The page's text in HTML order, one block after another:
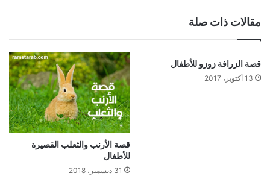
مقالات ذات صلة
قصة الزرافة زوزو للأطفال
13 أكتوبر، 2017
قصة الأرنب والثعلب القصيرة
للأطفال
31 ديسمبر، 2018